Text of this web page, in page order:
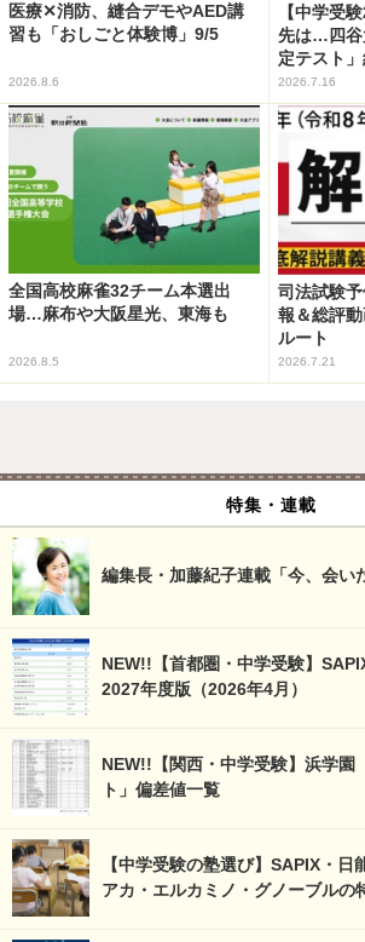
医療✕消防、縫合デモやAED講
習も「おしごと体験博」9/5
2026.8.6
【中学受
先は…四谷
定テスト
2026.7.16
全国高校麻雀32チーム本選出
場…麻布や大阪星光、東海も
2026.8.5
司法試験
報＆総評
ルート
2026.7.21
特集・連載
編集長・加藤紀子連載「今、会い
NEW!!【首都圏・中学受験】
2027年度版（2026年4月）
NEW!!【関西・中学受験】浜学園
ト」偏差値一覧
【中学受験の塾選び】SAPIX・日
アカ・エルカミノ・グノーブルの